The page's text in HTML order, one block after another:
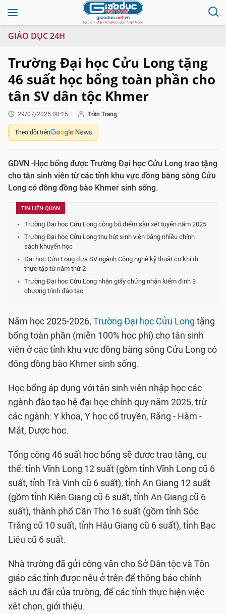
GIÁO DỤC 24H
Trường Đại học Cửu Long tặng
46 suất học bổng toàn phần cho
tân SV dân tộc Khmer
29/07/2025 08:15 Trần Trang
Theo dõi trên
GDVN -Học bổng được Trường Đại học Cửu Long trao tặng
cho tân sinh viên từ các tỉnh khu vực đồng bằng sông Cửu
Long có đông đồng bào Khmer sinh sống.
TIN LIÊN QUAN
Trường Đại học Cửu Long công bố điểm sàn xét tuyển năm 2025
Trường Đại học Cửu Long thu hút sinh viên bằng nhiều chính
sách khuyến học
Đại học Cửu Long đưa SV ngành Công nghệ kỹ thuật cơ khí đi
thực tập từ năm thứ 2
Trường Đại học Cửu Long nhận giấy chứng nhận kiểm định 3
chương trình đào tạo
Năm học 2025-2026, Trường Đại học Cửu Long tặng
bổng toàn phần (miễn 100% học phí) cho tân sinh
viên ở các tỉnh khu vực đồng bằng sông Cửu Long có
đông đồng bào Khmer sinh sống.
Học bổng áp dụng với tân sinh viên nhập học các
ngành đào tạo hệ đại học chính quy năm 2025, trừ
các ngành: Y khoa, Y học cổ truyền, Răng - Hàm -
Mặt, Dược học.
Tổng cộng 46 suất học bổng sẽ được trao tặng, cụ
thể: tỉnh Vĩnh Long 12 suất (gồm tỉnh Vĩnh Long cũ 6
suất, tỉnh Trà Vinh cũ 6 suất); tỉnh An Giang 12 suất
(gồm tỉnh Kiên Giang cũ 6 suất, tỉnh An Giang cũ 6
suất), thành phố Cần Thơ 16 suất (gồm tỉnh Sóc
Trăng cũ 10 suất, tỉnh Hậu Giang cũ 6 suất), tỉnh Bạc
Liêu cũ 6 suất.
Nhà trường đã gửi công văn cho Sở Dân tộc và Tôn
giáo các tỉnh được nêu ở trên để thông báo chính
sách ưu đãi của trường, để các tỉnh thực hiện việc
xét chọn, giới thiệu.